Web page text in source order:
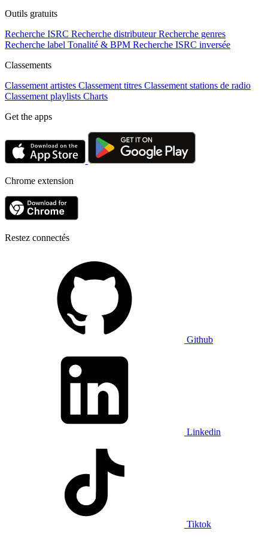
Outils gratuits
Recherche ISRC Recherche distributeur Recherche genres
Recherche label Tonalité & BPM Recherche ISRC inversée
Classements
Classement artistes Classement titres Classement stations de radio
Classement playlists Charts
Get the apps
Chrome extension
Restez connectés
Github
Linkedin
Tiktok